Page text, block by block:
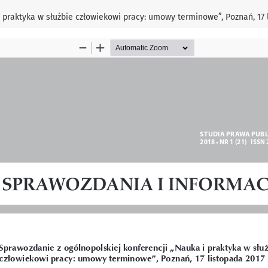
w służbie człowiekowi pracy: umowy terminowe”, Poznań, 17